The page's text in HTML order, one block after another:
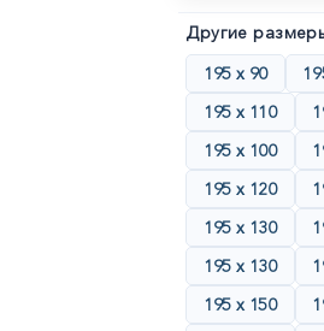
Другие
195 х 90
195 х 110
195 х 100
195 х 120
195 х 130
195 х 130
195 х 150